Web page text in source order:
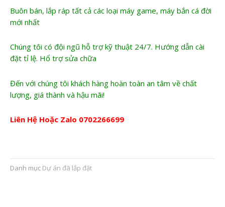
Buôn bán, lắp ráp tất cả các loại máy game, máy bắn cá đời
mới nhất
Chúng tôi có đội ngũ hỗ trợ kỹ thuật 24/7. Hướng dẫn cài
đặt tỉ lệ. Hổ trợ sửa chữa
Đến với chúng tôi khách hàng hoàn toàn an tâm về chất
lượng, giá thành và hậu mãi!
Liên Hệ Hoặc Zalo 0702266699
Danh mục Dự án đã lắp đặt